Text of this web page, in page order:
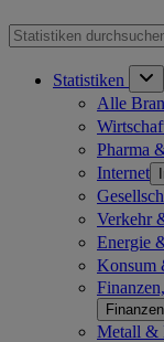
Statistiken
Alle
Pharma
Internet
Verkehr
Energie
Konsum
Metall &